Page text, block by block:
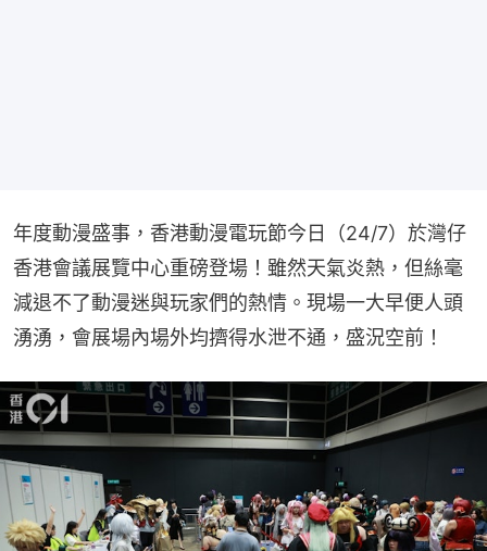
年度動漫盛事，香港動漫電玩節今日（24/7）於灣仔
香港會議展覽中心重磅登場！雖然天氣炎熱，但絲毫
減退不了動漫迷與玩家們的熱情。現場一大早便人頭
湧湧，會展場內場外均擠得水泄不通，盛況空前！